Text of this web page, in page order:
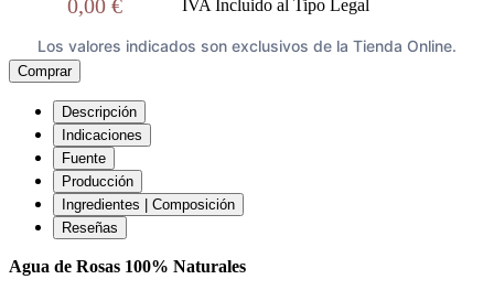
0,00 € IVA Incluido al Tipo Legal
Los valores indicados son exclusivos de la Tienda Online.
Comprar
Descripción
Indicaciones
Fuente
Producción
Ingredientes | Composición
Reseñas
Agua de Rosas 100% Naturales